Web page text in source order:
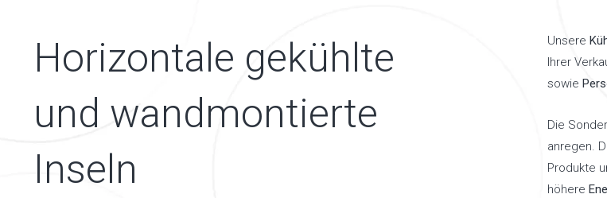
Horizontale gekühlte
und wandmontierte
Inseln
Unsere
Ihrer
sowie
Die
anregen.
Produkte
höhere